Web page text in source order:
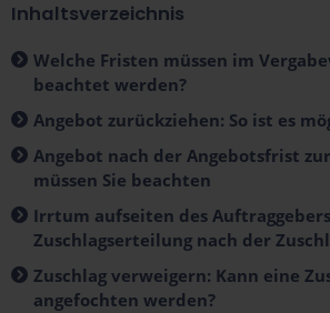
Inhaltsverzeichnis
Welche Fristen müssen im
beachtet werden?
Angebot zurückziehen: So ist es
Angebot nach der Angebotsfrist
müssen Sie beachten
Irrtum aufseiten des
Zuschlagserteilung nach der
Zuschlag verweigern: Kann eine
angefochten werden?